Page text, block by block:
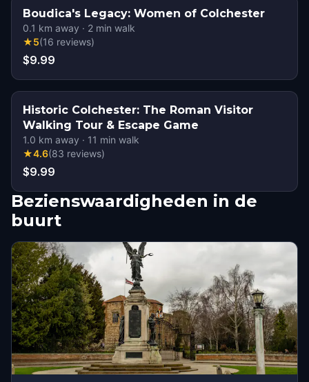
Boudica's Legacy: Women of Colchester
0.1 km away · 2 min walk
★5(16 reviews)
$9.99
Historic Colchester: The Roman Visitor
Walking Tour & Escape Game
1.0 km away · 11 min walk
★4.6(83 reviews)
$9.99
Bezienswaardigheden in de
buurt